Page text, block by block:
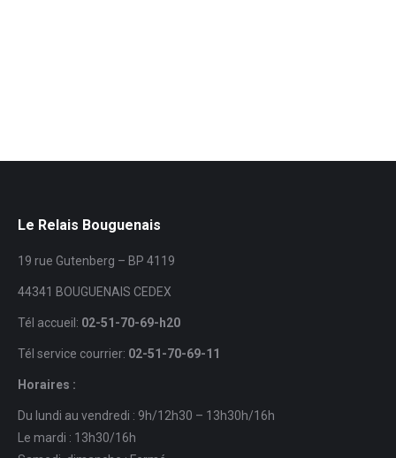
Le Relais Bouguenais
19 rue Gutenberg – BP 4119
44341 BOUGUENAIS CEDEX
Tél accueil: 02-51-70-69-h20
Tél service courrier: 02-51-70-69-11
Horaires :
Du lundi au vendredi : 9h/12h30 – 13h30h/16h
Le mardi : 13h30/16h